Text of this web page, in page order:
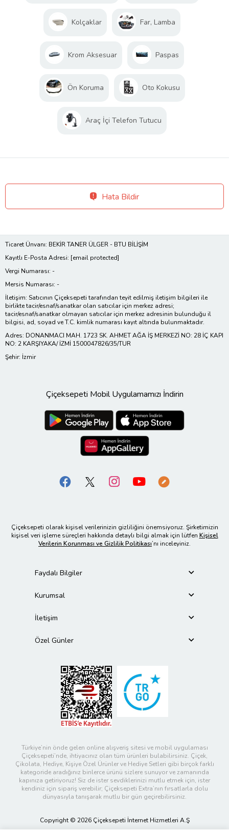
Kolçaklar Far, Lamba
Krom Aksesuar Paspas
Ön Koruma Oto Kokusu
Araç İçi Telefon Tutucu
Hata Bildir
Ticaret Ünvanı: BEKİR TANER ÜLGER - BTU BİLİŞİM
Kayıtlı E-Posta Adresi: [email protected]
Vergi Numarası: -
Mersis Numarası: -
İletişim: Satıcının Çiçeksepeti tarafından teyit edilmiş iletişim bilgileri ile
birlikte tacir/esnaf/sanatkar olan satıcılar için merkez adresi;
tacir/esnaf/sanatkar olmayan satıcılar için merkez adresinin bulunduğu il
bilgisi, ad, soyad ve T.C. kimlik numarası kayıt altında bulunmaktadır.
Adres: DONANMACI MAH. 1723 SK. AHMET AĞA İŞ MERKEZİ NO: 28 İÇ KAPI
NO: 2 KARŞIYAKA/ İZMİ 1500047826/35/TUR
Şehir: İzmir
Çiçeksepeti Mobil Uygulamamızı İndirin
Çiçeksepeti olarak kişisel verilerinizin gizliliğini önemsiyoruz. Şirketimizin
kişisel veri işleme süreçleri hakkında detaylı bilgi almak için lütfen Kişisel
Verilerin Korunması ve Gizlilik Politikası’nı inceleyiniz.
Faydalı Bilgiler
Kurumsal
İletişim
Özel Günler
Türkiye’nin önde gelen online alışveriş sitesi ve mobil uygulaması
Çiçeksepeti’nde, ihtiyacınız olan tüm ürünleri bulabilirsiniz. Çiçek,
Çikolata, Hediye, Kişiye Özel Ürünler ve Hediye Setleri gibi birçok farklı
kategoride aradığınız binlerce ürünü sizlere sunuyor ve zamanında
kapınıza getiriyoruz! Siz de ister sevdiklerinizi mutlu etmek için, ister
kendiniz için sipariş verebilir; Çiçeksepeti Extra’nın fırsatlarla dolu
dünyasıyla tanışarak mutlu bir gün geçirebilirsiniz.
Copyright © 2026 Çiçeksepeti İnternet Hizmetleri A.Ş